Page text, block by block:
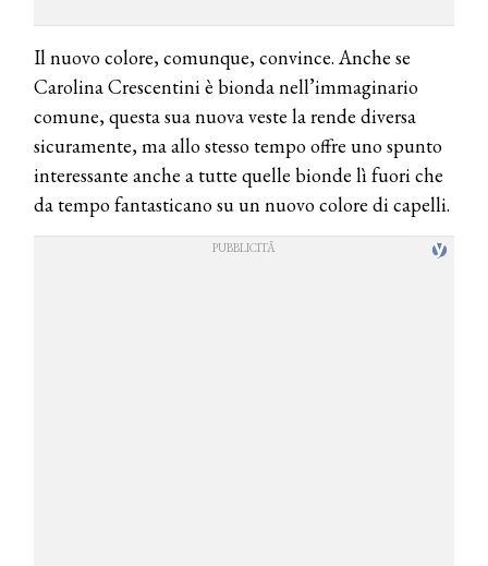
Il nuovo colore, comunque, convince. Anche se
Carolina Crescentini è bionda nell’immaginario
comune, questa sua nuova veste la rende diversa
sicuramente, ma allo stesso tempo offre uno spunto
interessante anche a tutte quelle bionde lì fuori che
da tempo fantasticano su un nuovo colore di capelli.